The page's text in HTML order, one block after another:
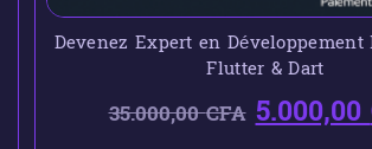
Devenez Expert en
Flutter & Dart
35.000,00CFA 5.000,00